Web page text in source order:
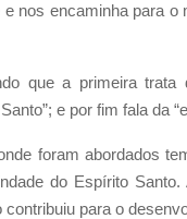
nos encaminha para o
que a primeira trata
e por fim fala da
foram abordados
do Espírito
para o